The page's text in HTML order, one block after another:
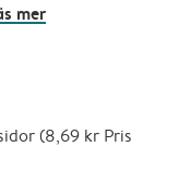
mer
(8,69 kr Pris